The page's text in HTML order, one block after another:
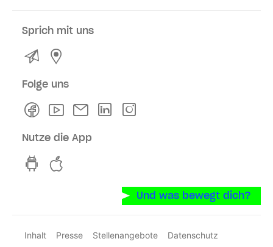
Sprich mit uns
Kontakt
Folge uns
FacebookYoutubeNewsletterLinkedln
Nutze die App
hvv switch App auf GooglePlay
Und was bewegt dich?
Inhalt Presse Stellenangebote
Datenschutz